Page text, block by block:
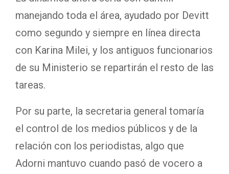
manejando toda el área, ayudado por Devitt
como segundo y siempre en línea directa
con Karina Milei, y los antiguos funcionarios
de su Ministerio se repartirán el resto de las
tareas.
Por su parte, la secretaria general tomaría
el control de los medios públicos y de la
relación con los periodistas, algo que
Adorni mantuvo cuando pasó de vocero a